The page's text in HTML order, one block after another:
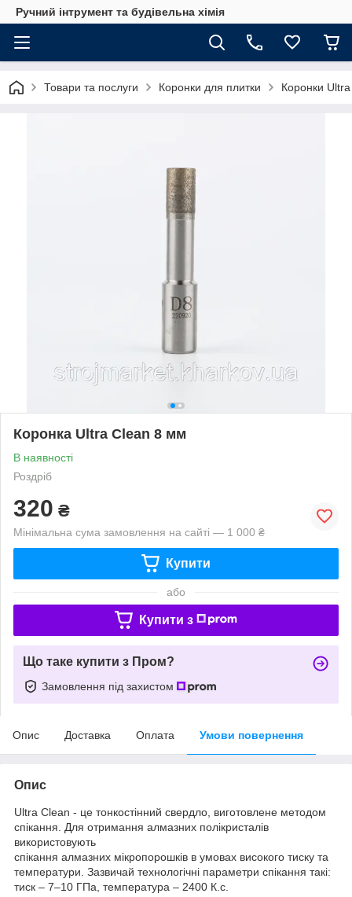
Ручний інтрумент та будівельна хімія
Товари та послуги Коронки для плитки Коронки
Коронка Ultra Clean 8 мм
В наявності
Роздріб
320 ₴
Мінімальна сума замовлення на сайті — 1 000 ₴
Купити
або
Купити з
Що таке купити з Пром?
Замовлення під захистом
Опис Доставка Оплата Умови повернення
Опис
Ultra Clean - це тонкостінний свердло, виготовлене методом
спікання. Для отримання алмазних полікристалів
використовують
спікання алмазних мікропорошків в умовах високого тиску та
температури. Зазвичай технологічні параметри спікання такі:
тиск – 7–10 ГПа, температура – ​​2400 К.с.